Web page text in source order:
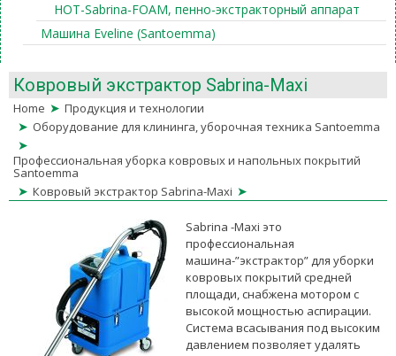
HOT-Sabrina-FOAM, пенно-экстракторный аппарат
Машина Eveline (Santoemma)
Ковровый экстрактор Sabrina-Maxi
Home ➤ Продукция и технологии
➤ Оборудование для клининга, уборочная техника Santoemma
➤
Профессиональная уборка ковровых и напольных покрытий
Santoemma
➤ Ковровый экстрактор Sabrina-Maxi ➤
Sabrina -Maxi это
профессиональная
машина-”экстрактор” для уборки
ковровых покрытий средней
площади, снабжена мотором с
высокой мощностью аспирации.
Система всасывания под высоким
давлением позволяет удалять